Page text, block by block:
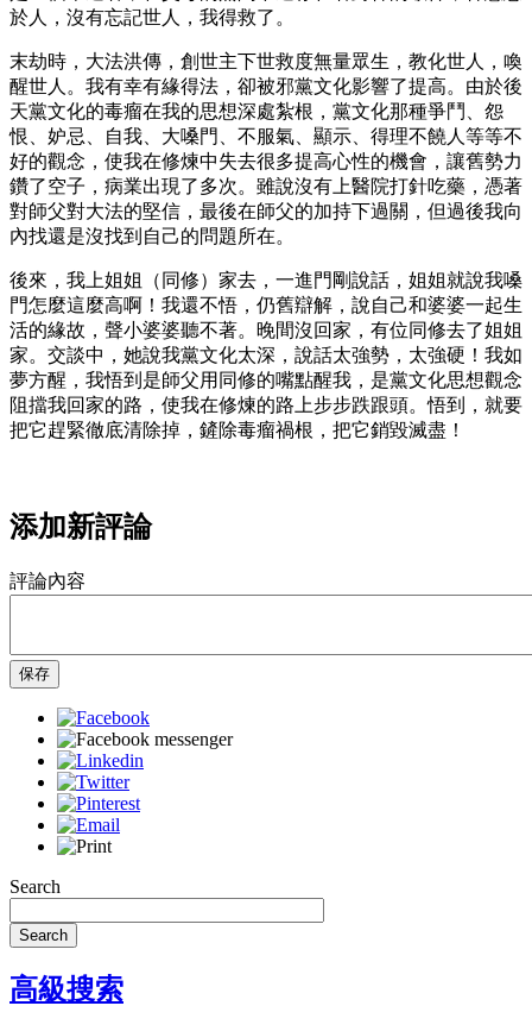
於人，沒有忘記世人，我得救了。
末劫時，大法洪傳，創世主下世救度無量眾生，教化世人，喚
醒世人。我有幸有緣得法，卻被邪黨文化影響了提高。由於後
天黨文化的毒瘤在我的思想深處紮根，黨文化那種爭鬥、怨
恨、妒忌、自我、大嗓門、不服氣、顯示、得理不饒人等等不
好的觀念，使我在修煉中失去很多提高心性的機會，讓舊勢力
鑽了空子，病業出現了多次。雖說沒有上醫院打針吃藥，憑著
對師父對大法的堅信，最後在師父的加持下過關，但過後我向
內找還是沒找到自己的問題所在。
後來，我上姐姐（同修）家去，一進門剛說話，姐姐就說我嗓
門怎麼這麼高啊！我還不悟，仍舊辯解，說自己和婆婆一起生
活的緣故，聲小婆婆聽不著。晚間沒回家，有位同修去了姐姐
家。交談中，她說我黨文化太深，說話太強勢，太強硬！我如
夢方醒，我悟到是師父用同修的嘴點醒我，是黨文化思想觀念
阻擋我回家的路，使我在修煉的路上步步跌跟頭。悟到，就要
把它趕緊徹底清除掉，鏟除毒瘤禍根，把它銷毀滅盡！
添加新評論
評論內容
保存
Search
Search
高級搜索